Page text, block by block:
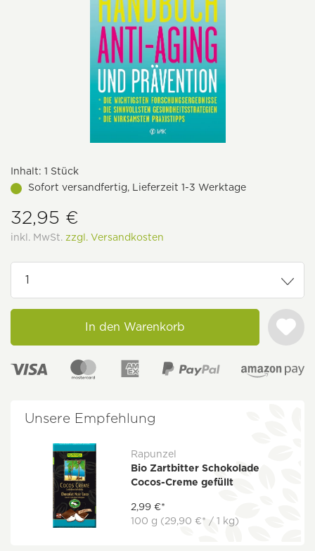
Inhalt: 1 Stück
Sofort versandfertig, Lieferzeit 1-3 Werktage
32,95 €
inkl. MwSt. zzgl. Versandkosten
In den Warenkorb
Unsere Empfehlung
Rapunzel
Bio Zartbitter Schokolade
Cocos-Creme gefüllt
2,99 €*
100 g (29,90 €* / 1 kg)